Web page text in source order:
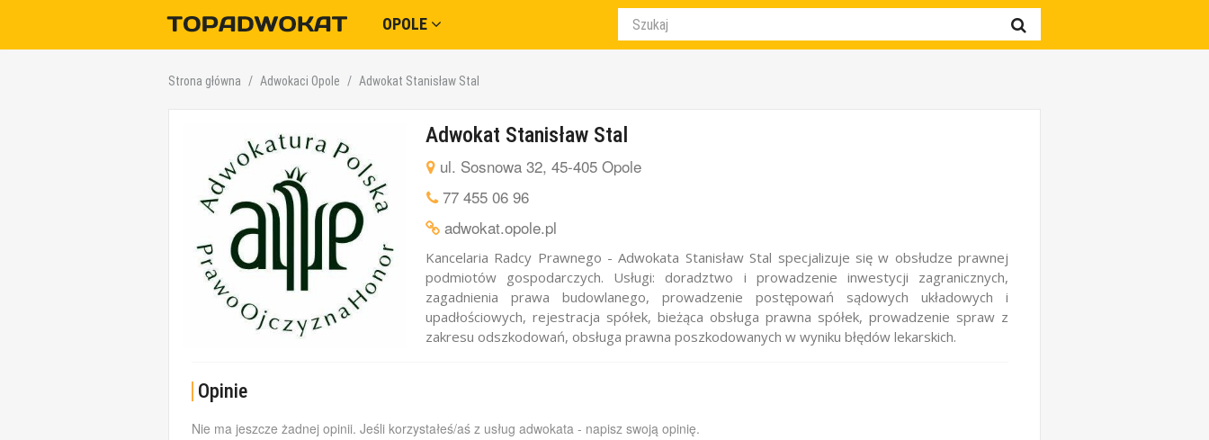
OPOLE
Strona główna Adwokaci Opole Adwokat Stanisław Stal
Adwokat Stanisław Stal
ul. Sosnowa 32, 45-405 Opole
77 455 06 96
adwokat.opole.pl
Kancelaria Radcy Prawnego - Adwokata Stanisław Stal specjalizuje się w obsłudze prawnej
podmiotów gospodarczych. Usługi: doradztwo i prowadzenie inwestycji zagranicznych,
zagadnienia prawa budowlanego, prowadzenie postępowań sądowych układowych i
upadłościowych, rejestracja spółek, bieżąca obsługa prawna spółek, prowadzenie spraw z
zakresu odszkodowań, obsługa prawna poszkodowanych w wyniku błędów lekarskich.
Opinie
Nie ma jeszcze żadnej opinii. Jeśli korzystałeś/aś z usług adwokata - napisz swoją opinię.